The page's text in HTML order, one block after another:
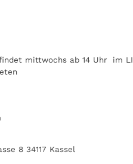
mittwochs ab 14 Uhr im
8 34117 Kassel